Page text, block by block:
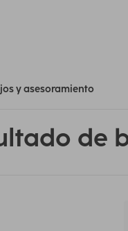
y asesoramiento
de